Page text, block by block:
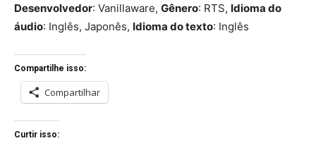
Desenvolvedor: Vanillaware, Gênero: RTS, Idioma do
áudio: Inglês, Japonês, Idioma do texto: Inglês
Compartilhe isso:
Compartilhar
Curtir isso: